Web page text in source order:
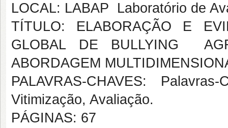
LOCAL: LABAP  Laboratório de
TÍTULO: ELABORAÇÃO E
GLOBAL DE BULLYING 
ABORDAGEM
PALAVRAS-CHAVES:
Vitimização, Avaliação.
PÁGINAS: 67